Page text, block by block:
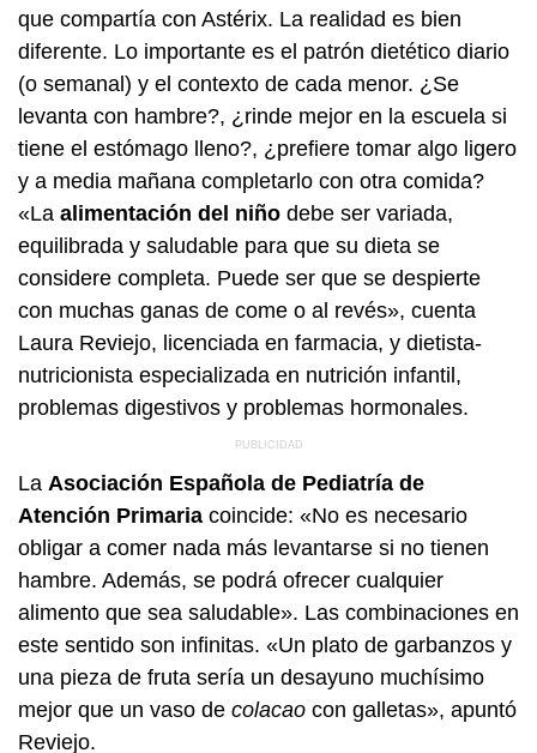
que compartía con Astérix. La realidad es bien
diferente. Lo importante es el patrón dietético diario
(o semanal) y el contexto de cada menor. ¿Se
levanta con hambre?, ¿rinde mejor en la escuela si
tiene el estómago lleno?, ¿prefiere tomar algo ligero
y a media mañana completarlo con otra comida?
«La alimentación del niño debe ser variada,
equilibrada y saludable para que su dieta se
considere completa. Puede ser que se despierte
con muchas ganas de come o al revés», cuenta
Laura Reviejo, licenciada en farmacia, y dietista-
nutricionista especializada en nutrición infantil,
problemas digestivos y problemas hormonales.
La Asociación Española de Pediatría de
Atención Primaria coincide: «No es necesario
obligar a comer nada más levantarse si no tienen
hambre. Además, se podrá ofrecer cualquier
alimento que sea saludable». Las combinaciones en
este sentido son infinitas. «Un plato de garbanzos y
una pieza de fruta sería un desayuno muchísimo
mejor que un vaso de colacao con galletas», apuntó
Reviejo.